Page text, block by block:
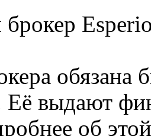
обязана
Её выдают
об